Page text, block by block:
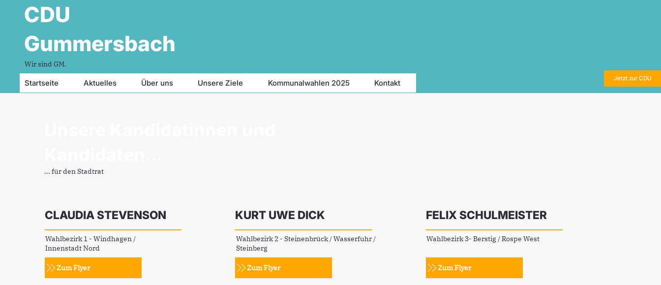
Startseite Aktuelles Über uns Unsere Ziele Kommunalwahlen 2025 Kontakt Jetzt zur CDU
CDU
Gummersbach
Wir sind GM.
... für den Stadtrat
Zum Flyer
CLAUDIA STEVENSON
Wahlbezirk 1 - Windhagen /
Innenstadt Nord
Zum Flyer
KURT UWE DICK
Wahlbezirk 2 - Steinenbrück / Wasserfuhr /
Steinberg
Zum Flyer
FELIX SCHULMEISTER
Wahlbezirk 3- Berstig / Rospe West